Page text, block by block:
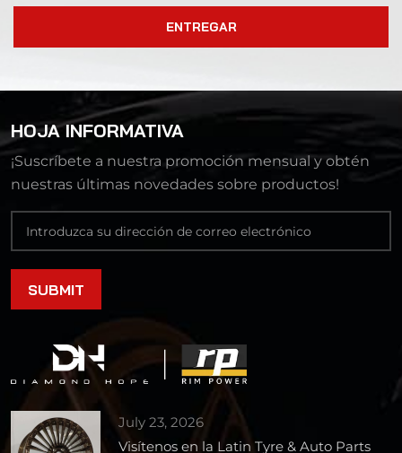
ENTREGAR
HOJA INFORMATIVA
¡Suscríbete a nuestra promoción mensual y obtén
nuestras últimas novedades sobre productos!
July 23, 2026
Visítenos en la Latin Tyre & Auto Parts